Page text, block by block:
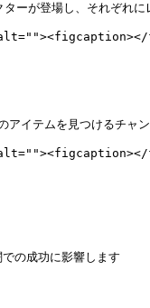
ーが登場し、それぞれに
イテムを見つけるチャ
の成功に影響します